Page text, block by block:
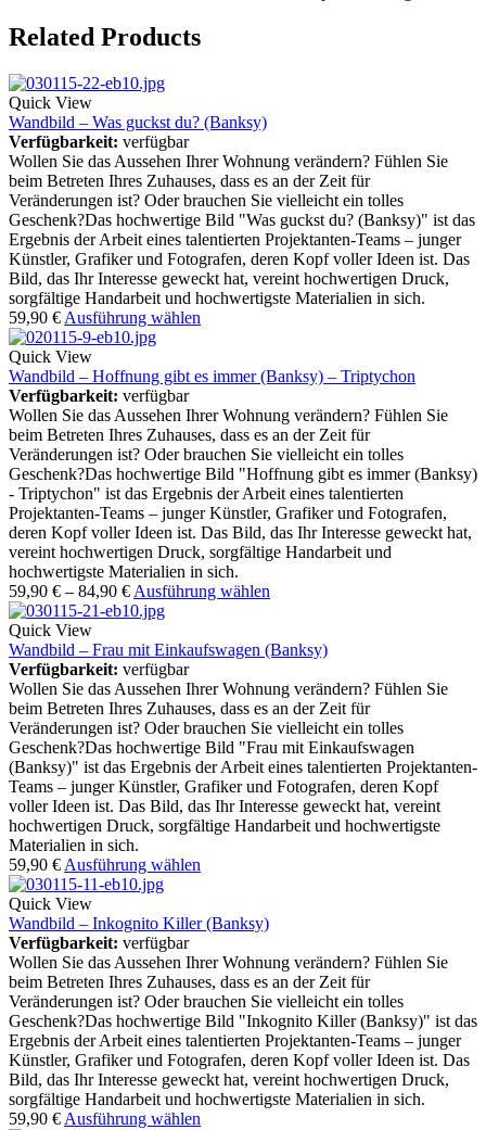
Related Products
Quick View
Wandbild – Was guckst du? (Banksy)
Verfügbarkeit: verfügbar
Wollen Sie das Aussehen Ihrer Wohnung verändern? Fühlen Sie
beim Betreten Ihres Zuhauses, dass es an der Zeit für
Veränderungen ist? Oder brauchen Sie vielleicht ein tolles
Geschenk?Das hochwertige Bild "Was guckst du? (Banksy)" ist das
Ergebnis der Arbeit eines talentierten Projektanten-Teams – junger
Künstler, Grafiker und Fotografen, deren Kopf voller Ideen ist. Das
Bild, das Ihr Interesse geweckt hat, vereint hochwertigen Druck,
sorgfältige Handarbeit und hochwertigste Materialien in sich.
59,90 € Ausführung wählen
Quick View
Wandbild – Hoffnung gibt es immer (Banksy) – Triptychon
Verfügbarkeit: verfügbar
Wollen Sie das Aussehen Ihrer Wohnung verändern? Fühlen Sie
beim Betreten Ihres Zuhauses, dass es an der Zeit für
Veränderungen ist? Oder brauchen Sie vielleicht ein tolles
Geschenk?Das hochwertige Bild "Hoffnung gibt es immer (Banksy)
- Triptychon" ist das Ergebnis der Arbeit eines talentierten
Projektanten-Teams – junger Künstler, Grafiker und Fotografen,
deren Kopf voller Ideen ist. Das Bild, das Ihr Interesse geweckt hat,
vereint hochwertigen Druck, sorgfältige Handarbeit und
hochwertigste Materialien in sich.
59,90 € – 84,90 € Ausführung wählen
Quick View
Wandbild – Frau mit Einkaufswagen (Banksy)
Verfügbarkeit: verfügbar
Wollen Sie das Aussehen Ihrer Wohnung verändern? Fühlen Sie
beim Betreten Ihres Zuhauses, dass es an der Zeit für
Veränderungen ist? Oder brauchen Sie vielleicht ein tolles
Geschenk?Das hochwertige Bild "Frau mit Einkaufswagen
(Banksy)" ist das Ergebnis der Arbeit eines talentierten Projektanten-
Teams – junger Künstler, Grafiker und Fotografen, deren Kopf
voller Ideen ist. Das Bild, das Ihr Interesse geweckt hat, vereint
hochwertigen Druck, sorgfältige Handarbeit und hochwertigste
Materialien in sich.
59,90 € Ausführung wählen
Quick View
Wandbild – Inkognito Killer (Banksy)
Verfügbarkeit: verfügbar
Wollen Sie das Aussehen Ihrer Wohnung verändern? Fühlen Sie
beim Betreten Ihres Zuhauses, dass es an der Zeit für
Veränderungen ist? Oder brauchen Sie vielleicht ein tolles
Geschenk?Das hochwertige Bild "Inkognito Killer (Banksy)" ist das
Ergebnis der Arbeit eines talentierten Projektanten-Teams – junger
Künstler, Grafiker und Fotografen, deren Kopf voller Ideen ist. Das
Bild, das Ihr Interesse geweckt hat, vereint hochwertigen Druck,
sorgfältige Handarbeit und hochwertigste Materialien in sich.
59,90 € Ausführung wählen